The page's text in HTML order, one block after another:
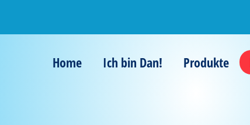
Home Ich bin Dan! Produkte